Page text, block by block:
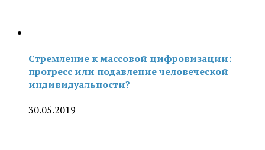
Стремление к массовой цифровизации:
прогресс или подавление человеческой
индивидуальности?
30.05.2019